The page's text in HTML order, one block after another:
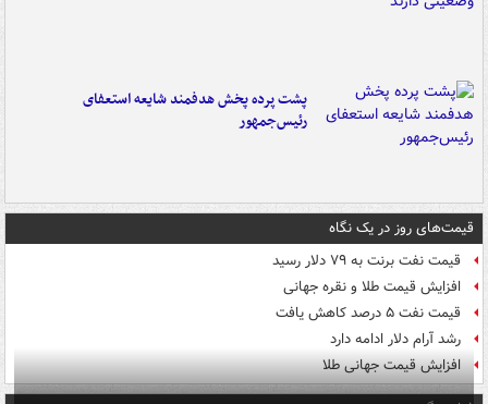
پشت پرده پخش هدفمند شایعه استعفای
رئیس‌جمهور
قیمت‌های روز در یک نگاه
قیمت نفت برنت به ۷۹ دلار رسید
افزایش قیمت طلا و نقره جهانی
قیمت نفت ۵ درصد کاهش یافت
رشد آرام دلار ادامه دارد
افزایش قیمت جهانی طلا